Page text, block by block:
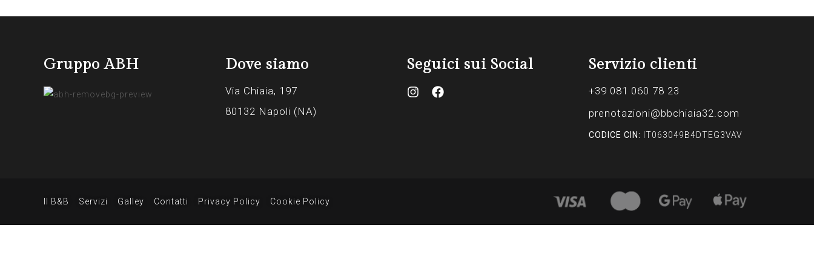
Gruppo ABH Dove siamo
Via Chiaia, 197
80132 Napoli (NA)
Seguici sui Social Servizio clienti
+39 081 060 78 23
prenotazioni@bbchiaia32.com
CODICE CIN: IT063049B4DTEG3VAV
Il B&B Servizi Galley Contatti Privacy Policy Cookie Policy